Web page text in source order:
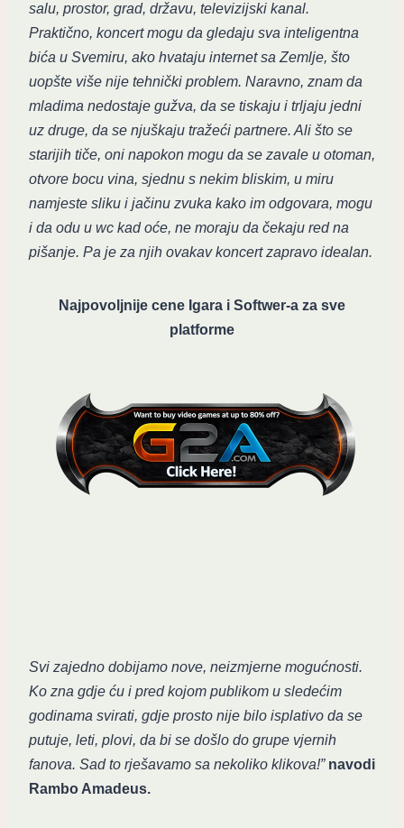
salu, prostor, grad, državu, televizijski kanal.
Praktično, koncert mogu da gledaju sva inteligentna
bića u Svemiru, ako hvataju internet sa Zemlje, što
uopšte više nije tehnički problem. Naravno, znam da
mladima nedostaje gužva, da se tiskaju i trljaju jedni
uz druge, da se njuškaju tražeći partnere. Ali što se
starijih tiče, oni napokon mogu da se zavale u otoman,
otvore bocu vina, sjednu s nekim bliskim, u miru
namjeste sliku i jačinu zvuka kako im odgovara, mogu
i da odu u wc kad oće, ne moraju da čekaju red na
pišanje. Pa je za njih ovakav koncert zapravo idealan.
Najpovoljnije cene Igara i Softwer-a za sve
platforme
Svi zajedno dobijamo nove, neizmjerne mogućnosti.
Ko zna gdje ću i pred kojom publikom u sledećim
godinama svirati, gdje prosto nije bilo isplativo da se
putuje, leti, plovi, da bi se došlo do grupe vjernih
fanova. Sad to rješavamo sa nekoliko klikova!” navodi
Rambo Amadeus.